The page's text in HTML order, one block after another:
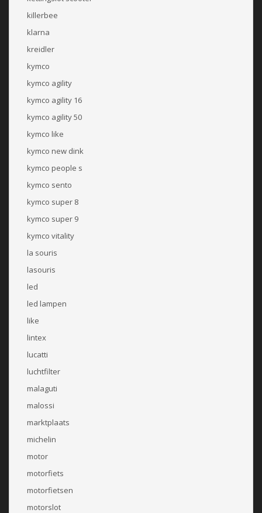
killerbee
klarna
kreidler
kymco
kymco agility
kymco agility 16
kymco agility 50
kymco like
kymco new dink
kymco people s
kymco sento
kymco super 8
kymco super 9
kymco vitality
la souris
lasouris
led
led lampen
like
lintex
lucatti
luchtfilter
malaguti
malossi
marktplaats
michelin
motor
motorfiets
motorfietsen
motorslot